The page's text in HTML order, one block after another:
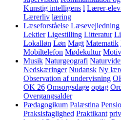
Kunstig intelligens l Lærer-
Lærerliv læring
Læseforståelse Læsevejledning
Lektier Ligestilling Litteratur
Lokalløn Løn Magt Matematik
Mobiltelefon Mødekultur
Musik Naturgeografi
Nedskæringer Nudansk Ny
Observation af undervisning
OK 26 Omsorgsdage optag
Overgangsalder
Pædagogikum Palæstina
Praksisfaglighed Praktikant